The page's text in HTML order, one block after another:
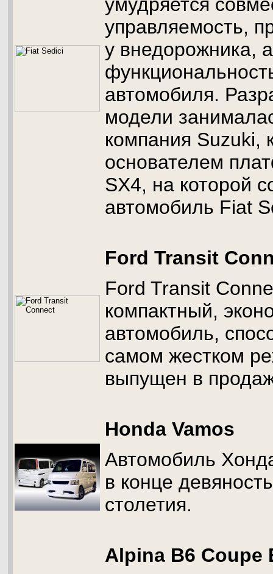
управляемость,
у внедорожника,
автомобиля.
модели
компания Suzuki,
основателем
SX4, на которой
автомобиль Fiat
Ford Transit
Ford Transit
компактный,
автомобиль,
самом жестком
выпущен в
Honda Vamos
Автомобиль
в конце
столетия.
Alpina B6 Coupe